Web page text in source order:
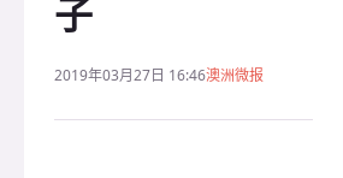
子
2019年03月27日 16:46澳洲微报